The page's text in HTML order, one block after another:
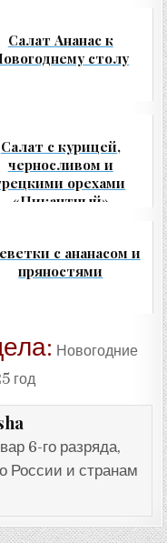
Салат Ананас к
столу
Салат с курицей,
черносливом и
орехами
«Пикантный»
с ананасом и
пряностями
Новогодние
год
6-го разряда,
России и странам